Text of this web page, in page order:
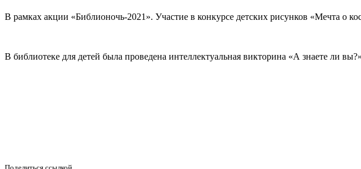
В рамках акции «Библионочь-2021». Участие в конкурсе детских рисунков «Мечта
В библиотеке для детей была проведена интеллектуальная викторина «А знаете ли